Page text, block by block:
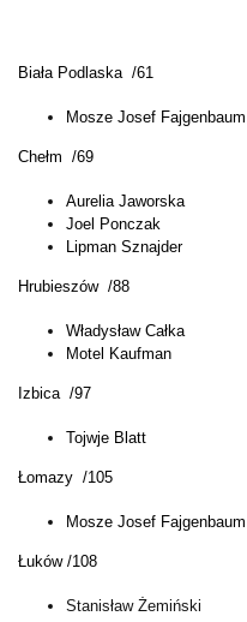
Biała Podlaska /61
Mosze Josef Fajgenbaum
Chełm /69
Aurelia Jaworska
Joel Ponczak
Lipman Sznajder
Hrubieszów /88
Władysław Całka
Motel Kaufman
Izbica /97
Tojwje Blatt
Łomazy /105
Mosze Josef Fajgenbaum
Łuków /108
Stanisław Żemiński